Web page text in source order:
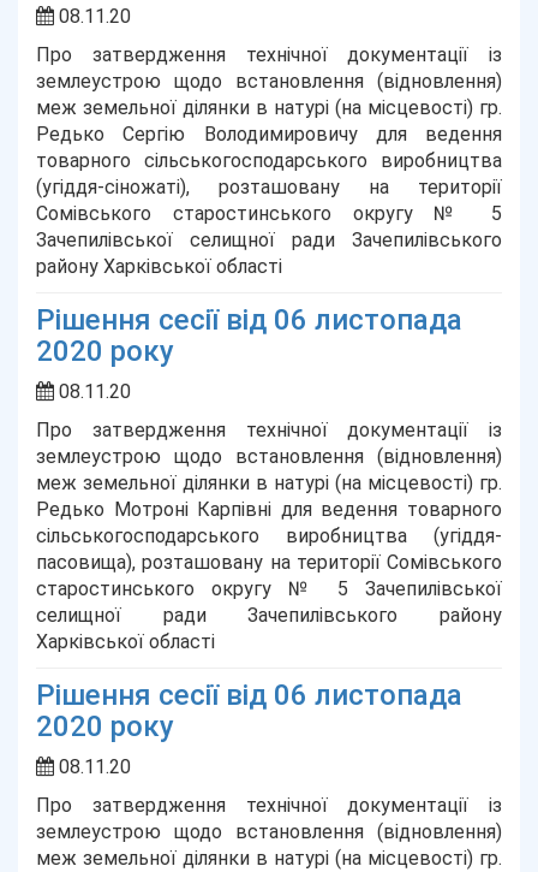
08.11.20
Про затвердження технічної документації із
землеустрою щодо встановлення (відновлення)
меж земельної ділянки в натурі (на місцевості) гр.
Редько Сергію Володимировичу для ведення
товарного сільськогосподарського виробництва
(угіддя-сіножаті), розташовану на території
Сомівського старостинського округу № 5
Зачепилівської селищної ради Зачепилівського
району Харківської області
Рішення сесії від 06 листопада
2020 року
08.11.20
Про затвердження технічної документації із
землеустрою щодо встановлення (відновлення)
меж земельної ділянки в натурі (на місцевості) гр.
Редько Мотроні Карпівні для ведення товарного
сільськогосподарського виробництва (угіддя-
пасовища), розташовану на території Сомівського
старостинського округу № 5 Зачепилівської
селищної ради Зачепилівського району
Харківської області
Рішення сесії від 06 листопада
2020 року
08.11.20
Про затвердження технічної документації із
землеустрою щодо встановлення (відновлення)
меж земельної ділянки в натурі (на місцевості) гр.